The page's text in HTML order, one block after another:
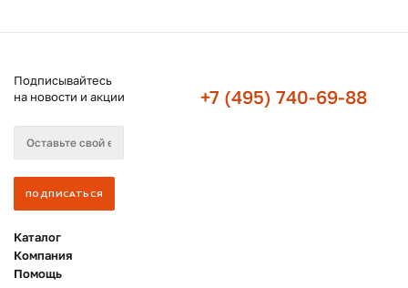
Подписывайтесь
на новости и акции
+7 (495) 740-69-88
Каталог
Компания
Помощь